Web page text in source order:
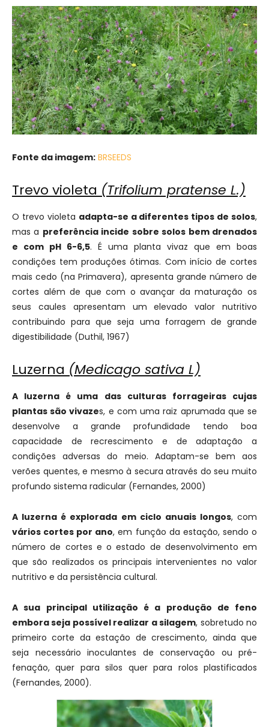
Fonte da imagem: BRSEEDS
Trevo violeta (Trifolium pratense L.)
O trevo violeta adapta-se a diferentes tipos de solos,
mas a preferência incide sobre solos bem drenados
e com pH 6-6,5. É uma planta vivaz que em boas
condições tem produções ótimas. Com início de cortes
mais cedo (na Primavera), apresenta grande número de
cortes além de que com o avançar da maturação os
seus caules apresentam um elevado valor nutritivo
contribuindo para que seja uma forragem de grande
digestibilidade (Duthil, 1967)
Luzerna (Medicago sativa L)
A luzerna é uma das culturas forrageiras cujas
plantas são vivazes, e com uma raiz aprumada que se
desenvolve a grande profundidade tendo boa
capacidade de recrescimento e de adaptação a
condições adversas do meio. Adaptam-se bem aos
verões quentes, e mesmo à secura através do seu muito
profundo sistema radicular (Fernandes, 2000)
A luzerna é explorada em ciclo anuais longos, com
vários cortes por ano, em função da estação, sendo o
número de cortes e o estado de desenvolvimento em
que são realizados os principais intervenientes no valor
nutritivo e da persistência cultural.
A sua principal utilização é a produção de feno
embora seja possível realizar a silagem, sobretudo no
primeiro corte da estação de crescimento, ainda que
seja necessário inoculantes de conservação ou pré-
fenação, quer para silos quer para rolos plastificados
(Fernandes, 2000).